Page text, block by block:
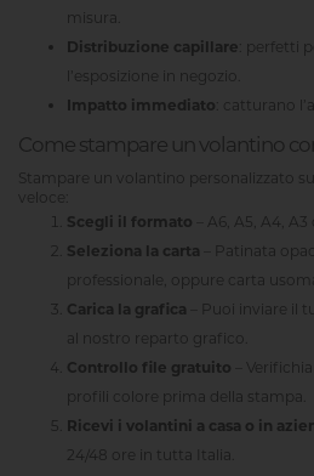
misura.
Distribuzione capillare : perfetti
l’esposizione in negozio.
Impatto immediato : catturano
Come stampare un volantino
Stampare un volantino personalizzato su
veloce:
Scegli il formato – A6, A5, A4,
Seleziona la carta – Patinata
professionale, oppure carta
Carica la grafica – Puoi inviare il
al nostro reparto grafico.
Controllo file gratuito –
profili colore prima della stampa.
Ricevi i volantini a casa o in
24/48 ore in tutta Italia.